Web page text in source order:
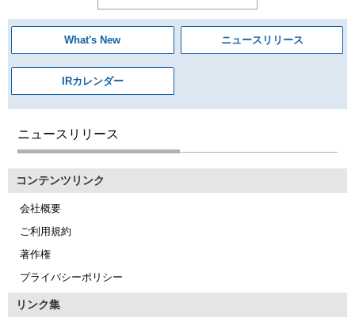
What's New ニュースリリース
IRカレンダー
ニュースリリース
コンテンツリンク
会社概要
ご利用規約
著作権
プライバシーポリシー
リンク集